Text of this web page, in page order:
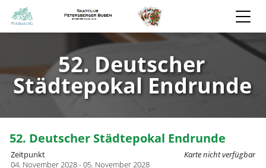
52. Deutscher
Städtepokal Endrunde
52. Deutscher Städtepokal Endrunde
Karte nicht verfügbar
Zeitpunkt
04. November 2028 - 05. November 2028